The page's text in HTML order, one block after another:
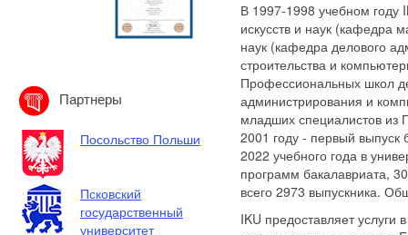
Партнеры
Посольство Польши
Псковский
государственный
университет
В 1997-1998 учебном году
искусств и наук (кафедра
наук (кафедра делового
строительства и
Профессиональных школ
администрирования и
младших специалистов из
2001 году - первый выпуск
2022 учебного года в
программ бакалавриата,
всего 2973 выпускника.
IKU предоставляет